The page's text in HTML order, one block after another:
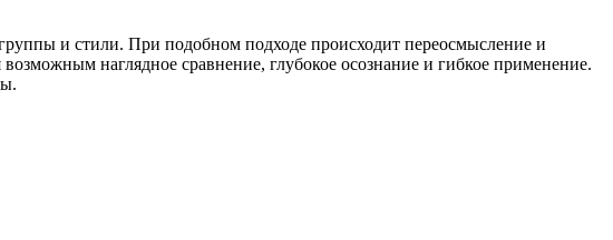
и стили. При подобном подходе происходит переосмысление и
наглядное сравнение, глубокое осознание и гибкое применение.